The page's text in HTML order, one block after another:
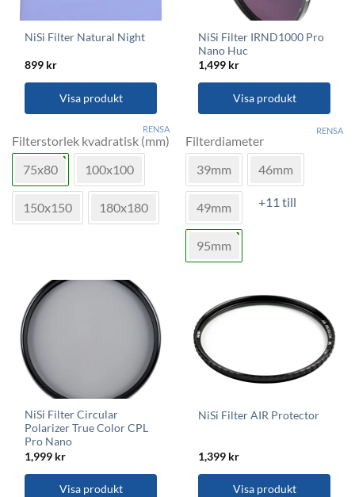
NiSi Filter Natural Night
899 kr
Visa produkt
här
produkten
har
flera
varianter.
De
väljas
på
produktsidan
Filterstorlek kvadratisk (mm)
75x80
100x100
150x150 180x180
RENSA
NiSi Filter IRND1000 Pro
Nano Huc
1,499 kr
Visa produkt
här
produkten
har
flera
varianter.
De
olika
produktsidan
Filterdiameter
39mm
46mm
49mm +11 till
95mm
RENSA
NiSi Filter Circular
Polarizer True Color CPL
Pro Nano
1,999 kr
Visa produkt
NiSi Filter AIR Protector
1,399 kr
Visa produkt